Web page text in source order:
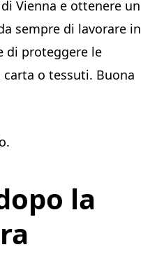
Vienna e ottenere un
sempre di lavorare in
di proteggere le
o tessuti. Buona
la